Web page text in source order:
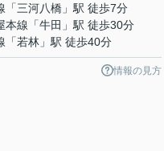
「三河八橋 」駅 徒歩7分
本線 「牛田 」駅 徒歩30分
「若林 」駅 徒歩40分
情報の見方